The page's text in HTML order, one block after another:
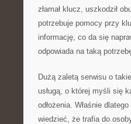
złamał klucz, uszkodził
potrzebuje pomocy przy
informację, co da się
odpowiada na taką
Dużą zaletą serwisu o
usługą, o której myśli się
odłożenia. Właśnie
wiedzieć, że trafia do